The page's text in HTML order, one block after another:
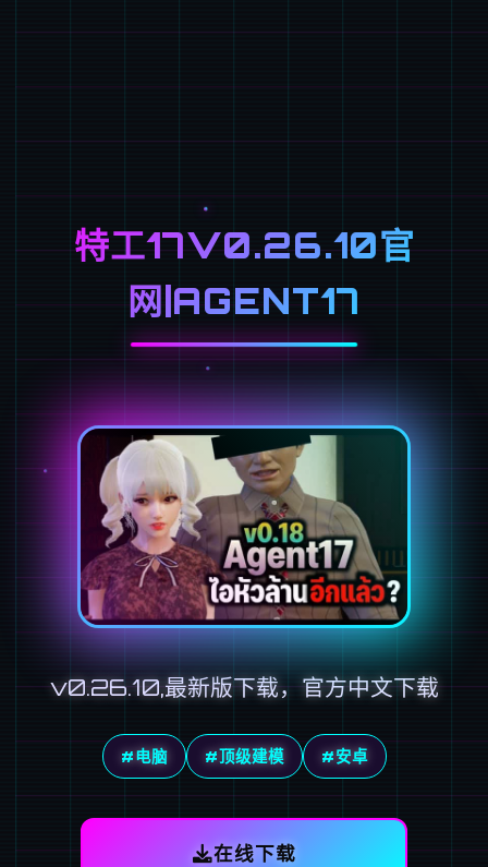
特工17V0.26.10官
网|AGENT17
v0.26.10,最新版下载，官方中文下载
#电脑 #顶级建模 #安卓
在线下载